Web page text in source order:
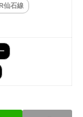
仙石線